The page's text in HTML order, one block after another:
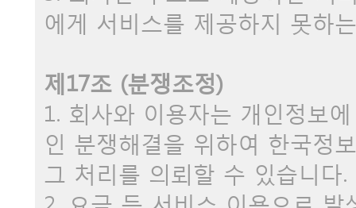
에게 서비스를 제공하지 못하
제17조 (분쟁조정)
1. 회사와 이용자는 개인정보
인 분쟁해결을 위하여 한국정
그 처리를 의뢰할 수 있습니다.